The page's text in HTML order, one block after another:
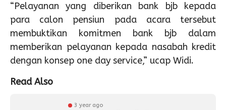
“Pelayanan yang diberikan bank bjb kepada
para calon pensiun pada acara tersebut
membuktikan komitmen bank bjb dalam
memberikan pelayanan kepada nasabah kredit
dengan konsep one day service,” ucap Widi.
Read Also
3 year ago